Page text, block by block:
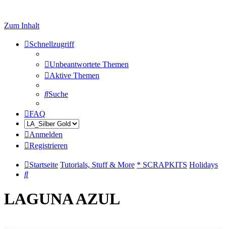
Zum Inhalt
Schnellzugriff
Unbeantwortete Themen
Aktive Themen
Suche
FAQ
Anmelden
Registrieren
Startseite Tutorials, Stuff & More * SCRAPKITS Holidays
Suche
LAGUNA AZUL